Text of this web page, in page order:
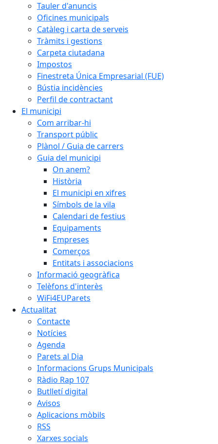
Tauler d'anuncis
Oficines municipals
Catàleg i carta de serveis
Tràmits i gestions
Carpeta ciutadana
Impostos
Finestreta Única Empresarial (FUE)
Bústia incidències
Perfil de contractant
El municipi
Com arribar-hi
Transport públic
Plànol / Guia de carrers
Guia del municipi
On anem?
Història
El municipi en xifres
Símbols de la vila
Calendari de festius
Equipaments
Empreses
Comerços
Entitats i associacions
Informació geogràfica
Telèfons d'interès
WiFi4EUParets
Actualitat
Contacte
Notícies
Agenda
Parets al Dia
Informacions Grups Municipals
Ràdio Rap 107
Butlletí digital
Avisos
Aplicacions mòbils
RSS
Xarxes socials